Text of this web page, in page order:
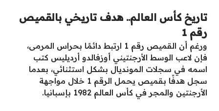
تاريخ كأس العالم.. هدف تاريخي بالقميص
رقم 1
ورغم أن القميص رقم 1 ارتبط دائمًا بحراس المرمى،
فإن لاعب الوسط الأرجنتيني أوزفالدو أرديليس كتب
اسمه في سجلات المونديال بشكل استثنائي، بعدما
سجل هدفًا بقميص يحمل الرقم 1 خلال مواجهة
الأرجنتين والمجر في كأس العالم 1982 بإسبانيا.